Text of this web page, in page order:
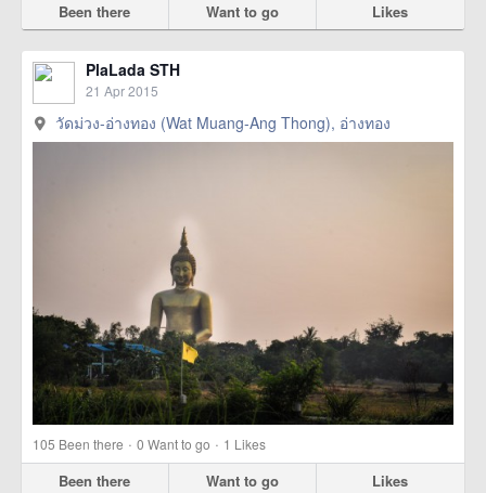
Been there Want to go Likes
PlaLada STH
21 Apr 2015
วัดม่วง-อ่างทอง (Wat Muang-Ang Thong), อ่างทอง
105 Been there · 0 Want to go · 1 Likes
Been there Want to go Likes